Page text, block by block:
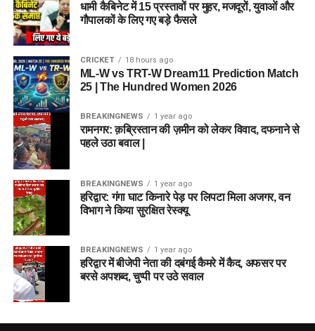
धामी कैबिनेट में 15 प्रस्तावों पर मुहर, मजदूरों, युवाओं और
गौपालकों के लिए गए बड़े फैसले
CRICKET 18 hours ago
ML-W vs TRT-W Dream11 Prediction Match
25 | The Hundred Women 2026
BREAKINGNEWS 1 year ago
रामनगर: क़ब्रिस्तान की ज़मीन को लेकर विवाद, दफनाने से
पहले उठा बवाल |
BREAKINGNEWS 1 year ago
हरिद्वार: गंगा घाट किनारे पेड़ पर लिपटा मिला अजगर, वन
विभाग ने किया सुरक्षित रेस्क्यू
BREAKINGNEWS 1 year ago
हरिद्वार में बीजेपी नेता की दबंगई कैमरे में कैद, अफसर पर
बरसे अपशब्द, चुप्पी पर उठे सवाल